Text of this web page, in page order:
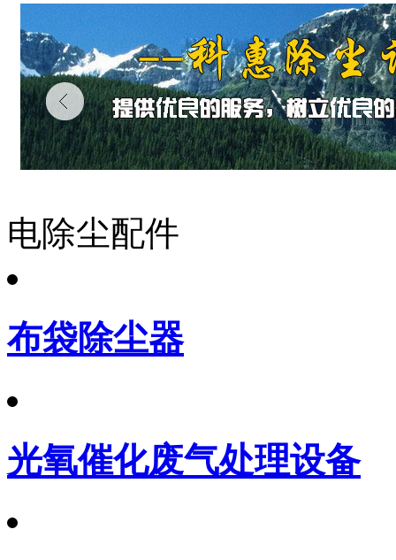
电除尘配件
布袋除尘器
光氧催化废气处理设备